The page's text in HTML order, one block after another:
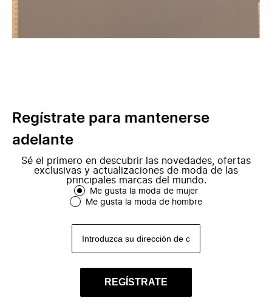
Regístrate para mantenerse
adelante
Sé el primero en descubrir las novedades, ofertas
exclusivas y actualizaciones de moda de las
principales marcas del mundo.
Me gusta la moda de mujer
Me gusta la moda de hombre
REGÍSTRATE